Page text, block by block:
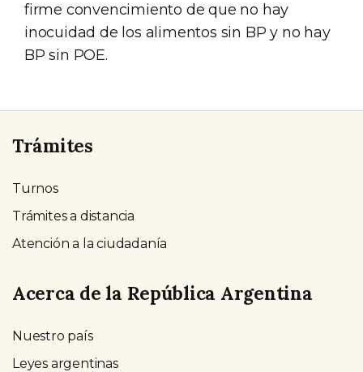
firme convencimiento de que no hay
inocuidad de los alimentos sin BP y no hay
BP sin POE.
Trámites
Turnos
Trámites a distancia
Atención a la ciudadanía
Acerca de la República Argentina
Nuestro país
Leyes argentinas